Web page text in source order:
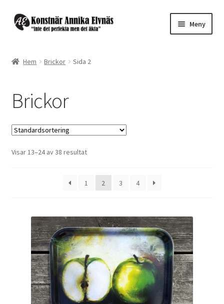
Hoppa
till
Hoppa
till
Meny
Textilier
Disktrasor
Servetter
Glasunderlägg
Sport
Jul
Konst till salu
Hem Brickor Sida 2
Brickor
Visar 13–24 av 38 resultat
1 2 3 4